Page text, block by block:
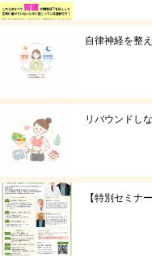
自律神経を整
リバウンドし
【特別セミナ